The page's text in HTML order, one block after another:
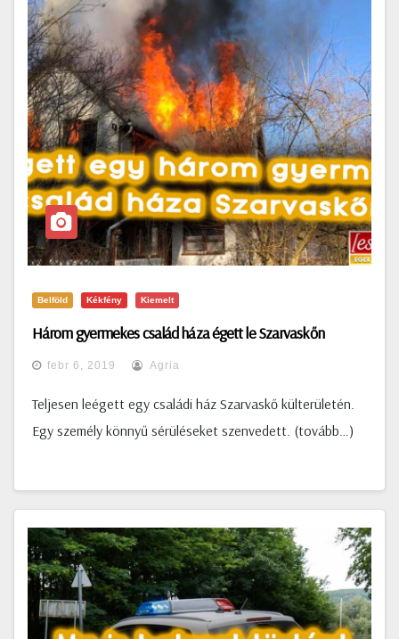
Belföld Kékfény Kiemelt
Három gyermekes család háza égett le Szarvaskőn
febr 6, 2019 Agria
Teljesen leégett egy családi ház Szarvaskő külterületén.
Egy személy könnyű sérüléseket szenvedett. (tovább…)